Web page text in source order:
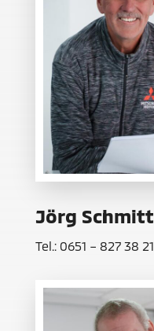
Jörg Schmitt
Tel.: 0651 – 827 38 21